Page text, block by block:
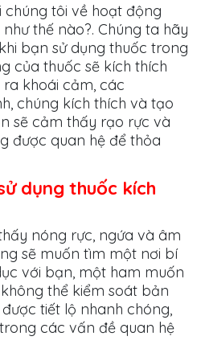
chúng tôi về hoạt động
như thế nào?. Chúng ta hãy
bạn sử dụng thuốc trong
của thuốc sẽ kích thích
khoái cảm, các
chúng kích thích và tạo
sẽ cảm thấy rạo rực và
được quan hệ để thỏa
dụng thuốc kích
nóng rực, ngứa và âm
sẽ muốn tìm một nơi bí
với bạn, một ham muốn
thể kiểm soát bản
tiết lộ nhanh chóng,
các vấn đề quan hệ